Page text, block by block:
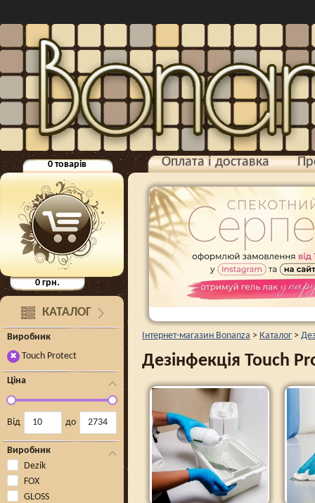
0 товарів
0грн.
КАТАЛОГ
Виробник
✖ Touch Protect
Ціна
Від до
Виробник
Dezik
FOX
GLOSS
Оплата і доставка
Інтернет-магазин Bonanza > Каталог >
Дезінфекція Touch